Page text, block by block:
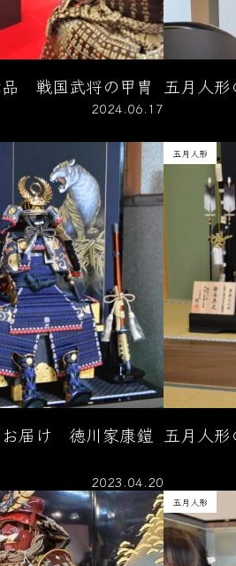
品 戦国武将の甲冑
2024.06.17
五月人
お届け 徳川家康鎧
2023.04.20
五月人形
五月人
五月人形